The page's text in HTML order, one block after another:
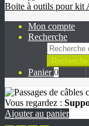
Boite à outils pour
Mon compte
Recherche
Recherche
pour :
Recherche
Panier0
Vous regardez :
Ajouter au panier